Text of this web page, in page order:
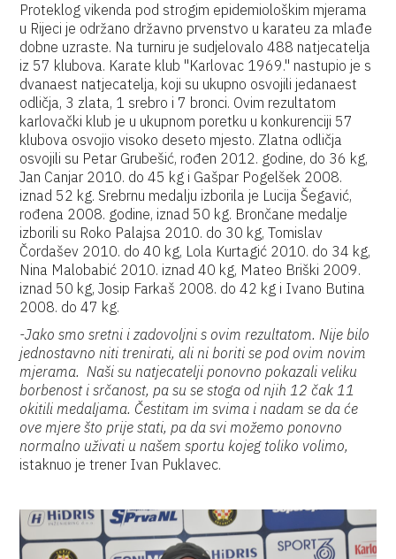
Proteklog vikenda pod strogim epidemiološkim mjerama
u Rijeci je održano državno prvenstvo u karateu za mlađe
dobne uzraste. Na turniru je sudjelovalo 488 natjecatelja
iz 57 klubova. Karate klub "Karlovac 1969." nastupio je s
dvanaest natjecatelja, koji su ukupno osvojili jedanaest
odličja, 3 zlata, 1 srebro i 7 bronci. Ovim rezultatom
karlovački klub je u ukupnom poretku u konkurenciji 57
klubova osvojio visoko deseto mjesto. Zlatna odličja
osvojili su Petar Grubešić, rođen 2012. godine, do 36 kg,
Jan Canjar 2010. do 45 kg i Gašpar Pogelšek 2008.
iznad 52 kg. Srebrnu medalju izborila je Lucija Šegavić,
rođena 2008. godine, iznad 50 kg. Brončane medalje
izborili su Roko Palajsa 2010. do 30 kg, Tomislav
Čordašev 2010. do 40 kg, Lola Kurtagić 2010. do 34 kg,
Nina Malobabić 2010. iznad 40 kg, Mateo Briški 2009.
iznad 50 kg, Josip Farkaš 2008. do 42 kg i Ivano Butina
2008. do 47 kg.
-Jako smo sretni i zadovoljni s ovim rezultatom. Nije bilo
jednostavno niti trenirati, ali ni boriti se pod ovim novim
mjerama. Naši su natjecatelji ponovno pokazali veliku
borbenost i srčanost, pa su se stoga od njih 12 čak 11
okitili medaljama. Čestitam im svima i nadam se da će
ove mjere što prije stati, pa da svi možemo ponovno
normalno uživati u našem sportu kojeg toliko volimo,
istaknuo je trener Ivan Puklavec.